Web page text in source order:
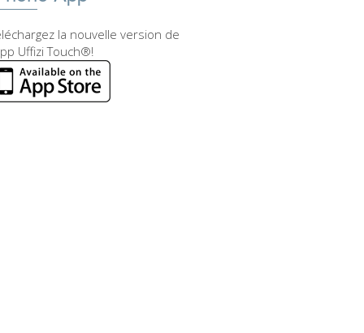
la nouvelle version de
Uffizi Touch®!